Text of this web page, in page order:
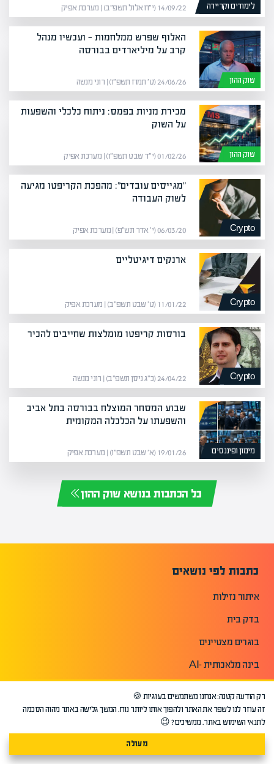
לימודים וקריירה 14/09/22 (י״ח אלול תשפ״ב) | מערכת אפיק
שוק ההון
האלוף שפרש ממלחמות — ועכשיו מנהל
קרב על מיליארדים בבורסה
24/06/26 (ט׳ תמוז תשפ״ו) | רוני מנשה
שוק ההון
מכירת מניות בפמס: ניתוח כלכלי והשפעות
על השוק
01/02/26 (י״ד שבט תשפ״ו) | מערכת אפיק
Crypto
"מגייסים עובדים": מהפכת הקריפטו מגיעה
לשוק העבודה
06/03/20 (י׳ אדר תש״פ) | מערכת אפיק
Crypto
ארנקים דיגיטליים
11/01/22 (ט׳ שבט תשפ״ב) | מערכת אפיק
Crypto
בורסות קריפטו מומלצות שחייבים להכיר
24/04/22 (כ״ג ניסן תשפ״ב) | רוני מנשה
מימון ופיננסים
שבוע המסחר המוצלח בבורסה בתל אביב
והשפעתו על הכלכלה המקומית
19/01/26 (א׳ שבט תשפ״ו) | מערכת אפיק
כל הכתבות בנושא שוק ההון
כתבות לפי נושאים
איתור נזילות
בדק בית
בוגרים מצטיינים
בינה מלאכותית -AI
המלצות-בוגרים
הערכת אמנות ועיצוב
וולסטריט
רק הודעה קטנה: אנחנו משתמשים בעוגיות 🍪
זה עוזר לנו לשפר את האתר ולהפוך אותו ליותר נוח. המשך גלישה באתר מהוה הסכמה
לתנאי השימוש באתר. ממשיכים? 😉
מעולה